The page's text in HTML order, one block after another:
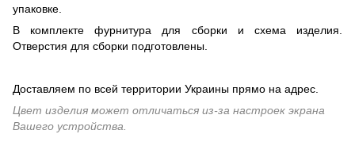
упаковке.
В комплекте фурнитура для сборки и схема изделия.
Отверстия для сборки подготовлены.
Доставляем по всей территории Украины прямо на адрес.
Цвет изделия может отличаться из-за настроек экрана
Вашего устройства.